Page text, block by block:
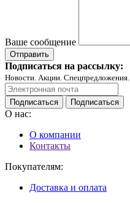
Ваше сообщение
Подписаться на рассылку:
Новости. Акции. Спецпредложения.
Подписаться Подписаться
О нас:
О компании
Контакты
Покупателям:
Доставка и оплата